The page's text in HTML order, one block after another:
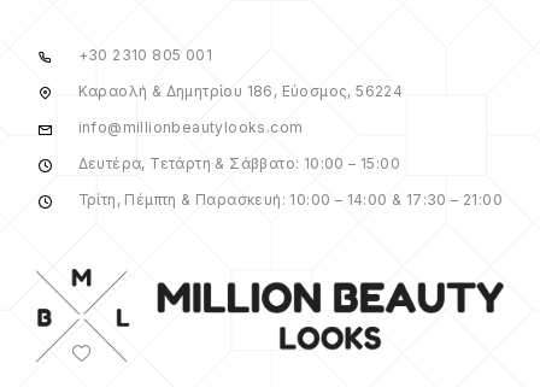
+30 2310 805 001
Καραολή & Δημητρίου 186, Εύοσμος, 56224
info@millionbeautylooks.com
Δευτέρα, Τετάρτη & Σάββατο: 10:00 – 15:00
Τρίτη, Πέμπτη & Παρασκευή: 10:00 – 14:00 & 17:30 – 21:00